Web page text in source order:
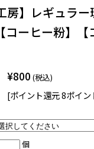
房】レギュラー
ーヒー粉】【
¥800 (税込)
[ポイント還元 8ポイン
個